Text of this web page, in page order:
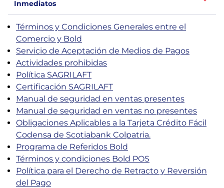
Inmediatos
Términos y Condiciones Generales entre el
Comercio y Bold
Servicio de Aceptación de Medios de Pagos
Actividades prohibidas
Política SAGRILAFT
Certificación SAGRILAFT
Manual de seguridad en ventas presentes
Manual de seguridad en ventas no presentes
Obligaciones Aplicables a la Tarjeta Crédito Fácil
Codensa de Scotiabank Colpatria.
Programa de Referidos Bold
Términos y condiciones Bold POS
Política para el Derecho de Retracto y Reversión
del Pago